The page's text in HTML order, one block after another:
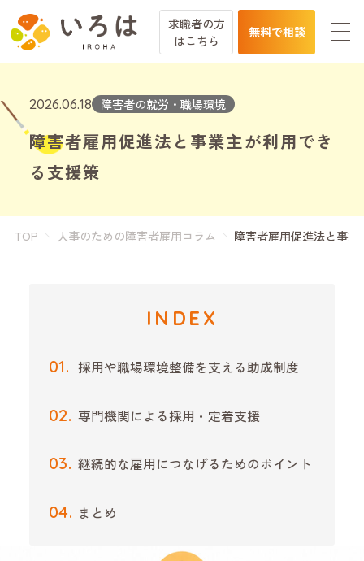
求職者の方
はこちら
無料で相談
2026.06.18 障害者の就労・職場環境
障害者雇用促進法と事業主が利用でき
る支援策
TOP 人事のための障害者雇用コラム 障害者雇用促進法と事
INDEX
採用や職場環境整備を支える助成制度
専門機関による採用・定着支援
継続的な雇用につなげるためのポイント
まとめ